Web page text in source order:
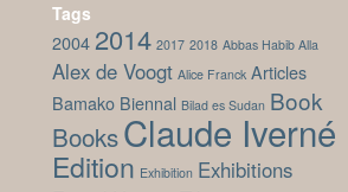
Tags
2004 2014 2017 2018 Abbas Habib Alla
Alex de Voogt Alice Franck Articles
Bamako Biennal Bilad es Sudan Book
BooksClaude Iverné
Edition Exhibition Exhibitions